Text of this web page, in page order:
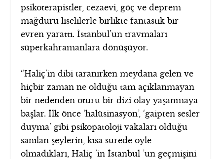
psikoterapistler, cezaevi, göç ve deprem
mağduru liselilerle birlikte fantastik bir
evren yarattı. İstanbul’un travmaları
süperkahramanlara dönüşüyor.
“Haliç’in dibi taranırken meydana gelen ve
hiçbir zaman ne olduğu tam açıklanmayan
bir nedenden ötürü bir dizi olay yaşanmaya
başlar. İlk önce ‘halüsinasyon’, ‘gaipten sesler
duyma’ gibi psikopatoloji vakaları olduğu
sanılan şeylerin, kısa sürede öyle
olmadıkları, Haliç ’in İstanbul ’un geçmişini